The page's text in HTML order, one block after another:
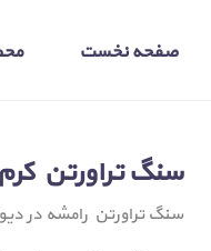
صفحه نخست
سنگ تراورتن
سنگ تراورتن رامشه در